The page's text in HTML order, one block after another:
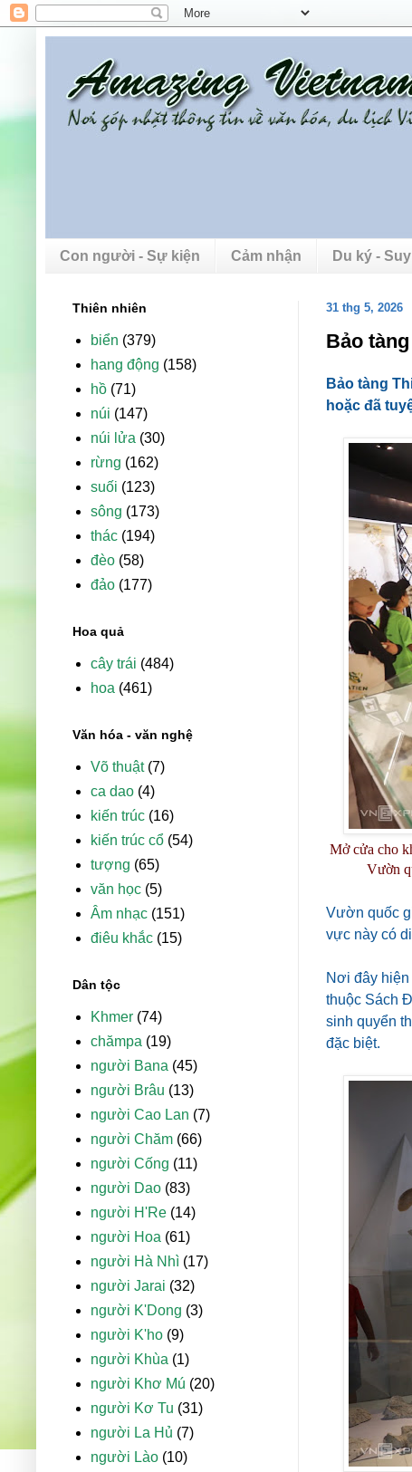
Con người - Sự kiện Cảm nhận Du ký -
31 thg 5, 2026
Bảo
Bảo tàng
hoặc đã
Mở cửa cho
Vườn
Vườn quốc
vực này có
Nơi đây
thuộc Sách
sinh quyển
đặc biệt.
Thiên nhiên
biển (379)
hang động (158)
hồ (71)
núi (147)
núi lửa (30)
rừng (162)
suối (123)
sông (173)
thác (194)
đèo (58)
đảo (177)
Hoa quả
cây trái (484)
hoa (461)
Văn hóa - văn nghệ
Võ thuật (7)
ca dao (4)
kiến trúc (16)
kiến trúc cổ (54)
tượng (65)
văn học (5)
Âm nhạc (151)
điêu khắc (15)
Dân tộc
Khmer (74)
chămpa (19)
người Bana (45)
người Brâu (13)
người Cao Lan (7)
người Chăm (66)
người Cống (11)
người Dao (83)
người H'Re (14)
người Hoa (61)
người Hà Nhì (17)
người Jarai (32)
người K'Dong (3)
người K'ho (9)
người Khùa (1)
người Khơ Mú (20)
người Kơ Tu (31)
người La Hủ (7)
người Lào (10)